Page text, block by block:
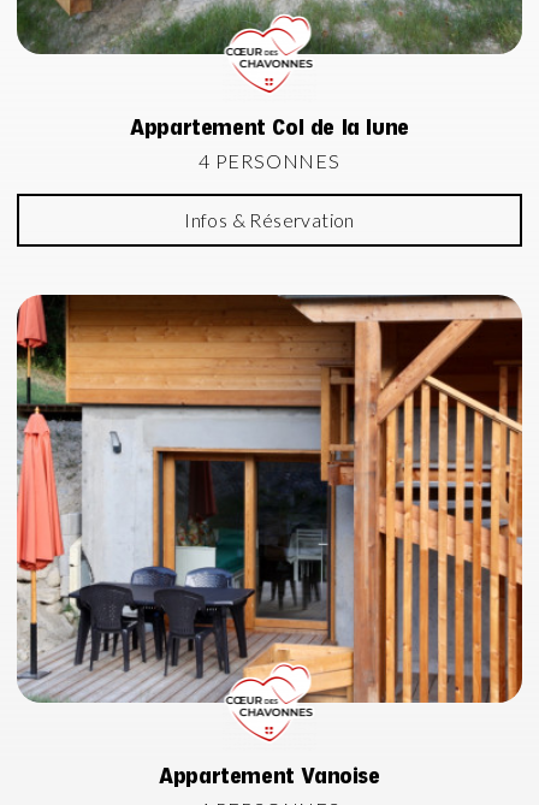
Appartement Col de la lune
4 PERSONNES
Infos & Réservation
Appartement Vanoise